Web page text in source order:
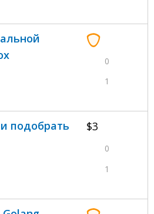
0
1
$3
0
1
подобрать